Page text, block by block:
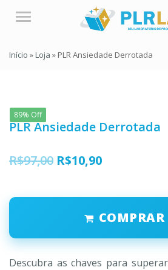
Menu
Início »Loja » PLR Ansiedade Derrotada
89% Off
PLR Ansiedade Derrotada
R$97,00 O
original
R$97,00.
R$10,90O
atual
é:
R$10,90.
COMPRAR
Descubra as chaves para